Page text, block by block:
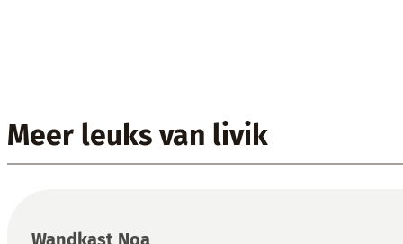
Meer leuks van livik
Wandkast Noa